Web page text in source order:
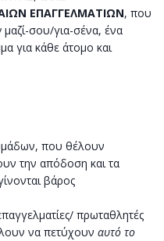
ΕΠΑΓΓΕΛΜΑΤΙΩΝ, που
μαζί-σου/για-σένα, ένα
για κάθε άτομο και
που θέλουν
την απόδοση και τα
βάρος
πρωταθλητές
να πετύχουν αυτό το